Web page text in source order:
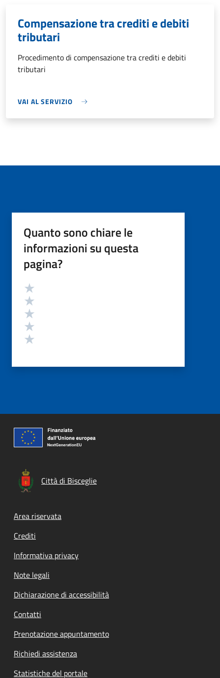
Compensazione tra crediti e debiti
tributari
Procedimento di compensazione tra crediti e debiti
tributari
VAI AL SERVIZIO
Quanto sono chiare le
informazioni su questa
pagina?
Valutazione
Città di Bisceglie
Footer menu
Area riservata
Crediti
Informativa privacy
Note legali
Dichiarazione di accessibilità
Contatti
Prenotazione appuntamento
Richiedi assistenza
Statistiche del portale